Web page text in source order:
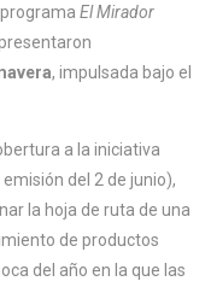
El Mirador
, impulsada bajo el
a la iniciativa
del 2 de junio),
la hoja de ruta de una
de productos
del año en la que las